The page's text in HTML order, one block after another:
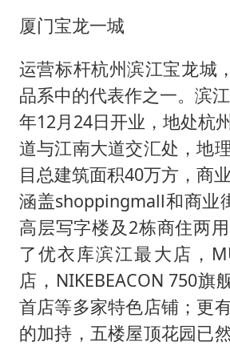
厦门宝龙一城
运营标杆杭州滨江宝龙城
品系中的代表作之一。滨
年12月24日开业，地处杭
道与江南大道交汇处，地
目总建筑面积40万方，商
涵盖shoppingmall和商业
高层写字楼及2栋商住两
了优衣库滨江最大店，
店，NIKEBEACON 750旗
首店等多家特色店铺；更
的加持，五楼屋顶花园已